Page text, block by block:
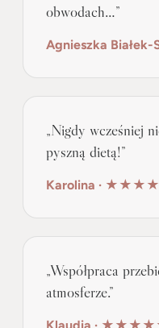
obwodach…”
Agnieszka
„Nigdy wcześniej
pyszną dietą!”
Karolina ·
„Współpraca
atmosferze.”